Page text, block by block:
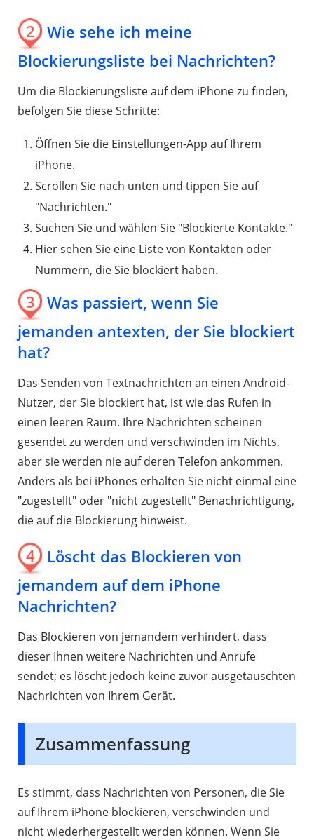
2 Wie sehe ich meine
Blockierungsliste bei Nachrichten?
Um die Blockierungsliste auf dem iPhone zu finden,
befolgen Sie diese Schritte:
Öffnen Sie die Einstellungen-App auf Ihrem
iPhone.
Scrollen Sie nach unten und tippen Sie auf
"Nachrichten."
Suchen Sie und wählen Sie "Blockierte Kontakte."
Hier sehen Sie eine Liste von Kontakten oder
Nummern, die Sie blockiert haben.
3 Was passiert, wenn Sie
jemanden antexten, der Sie blockiert
hat?
Das Senden von Textnachrichten an einen Android-
Nutzer, der Sie blockiert hat, ist wie das Rufen in
einen leeren Raum. Ihre Nachrichten scheinen
gesendet zu werden und verschwinden im Nichts,
aber sie werden nie auf deren Telefon ankommen.
Anders als bei iPhones erhalten Sie nicht einmal eine
"zugestellt" oder "nicht zugestellt" Benachrichtigung,
die auf die Blockierung hinweist.
4
Löscht das Blockieren von
jemandem auf dem iPhone
Nachrichten?
Das Blockieren von jemandem verhindert, dass
dieser Ihnen weitere Nachrichten und Anrufe
sendet; es löscht jedoch keine zuvor ausgetauschten
Nachrichten von Ihrem Gerät.
Zusammenfassung
Es stimmt, dass Nachrichten von Personen, die Sie
auf Ihrem iPhone blockieren, verschwinden und
nicht wiederhergestellt werden können. Wenn Sie